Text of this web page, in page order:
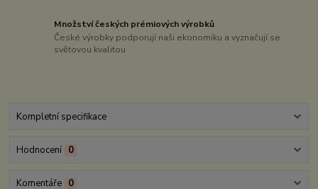
Množství českých prémiových výrobků
České výrobky podporují naši ekonomiku a vyznačují se
světovou kvalitou
Kompletní specifikace
Hodnocení 0
Komentáře 0